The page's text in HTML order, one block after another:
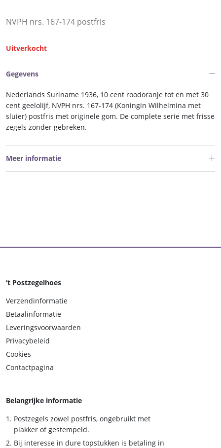
NVPH nrs. 167-174 postfris
Uitverkocht
Gegevens
Nederlands Suriname 1936, 10 cent roodoranje tot en met 30
cent geelolijf, NVPH nrs. 167-174 (Koningin Wilhelmina met
sluier) postfris met originele gom. De complete serie met frisse
zegels zonder gebreken.
Meer informatie
‘t Postzegelhoes
Verzendinformatie
Betaalinformatie
Leveringsvoorwaarden
Privacybeleid
Cookies
Contactpagina
Belangrijke informatie
Postzegels zowel postfris, ongebruikt met
plakker of gestempeld.
Bij interesse in dure topstukken is betaling in